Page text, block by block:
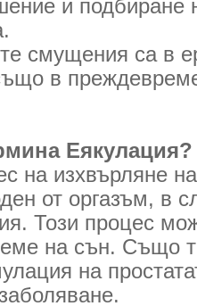
и
смущения са в
в
Еякулация?
на изхвърляне
от оргазъм, в
Този процес
на сън. Също
на